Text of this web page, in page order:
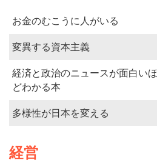
お金のむこうに人がいる
変異する資本主義
経済と政治のニュースが面白いほ
どわかる本
多様性が日本を変える
経営